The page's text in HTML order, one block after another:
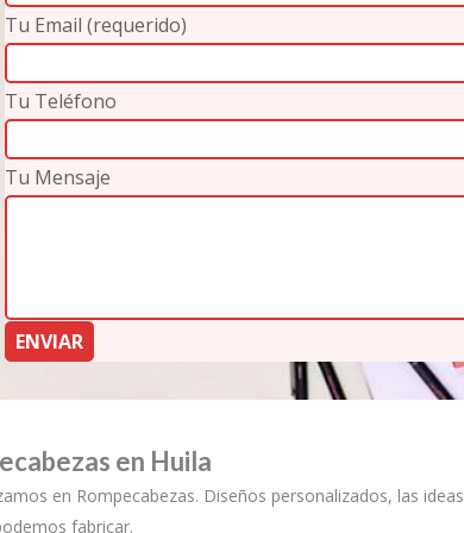
Tu Email (requerido)
Tu Teléfono
Tu Mensaje
en Huila
en Rompecabezas. Diseños personalizados, las ideas
fabricar.